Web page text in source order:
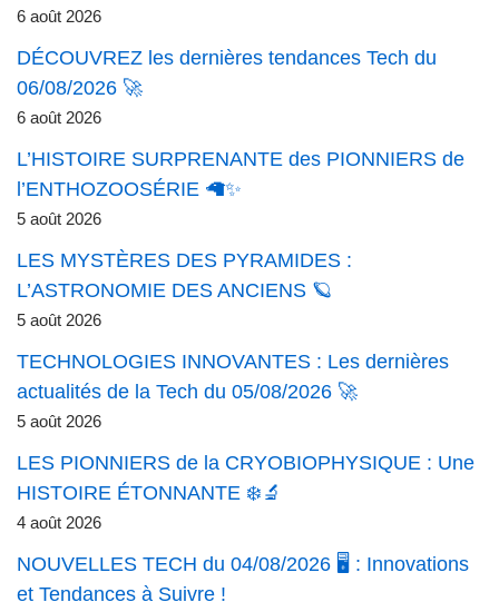
6 août 2026
DÉCOUVREZ les dernières tendances Tech du
06/08/2026 🚀
6 août 2026
L’HISTOIRE SURPRENANTE des PIONNIERS de
l’ENTHOZOOSÉRIE 🦙✨
5 août 2026
LES MYSTÈRES DES PYRAMIDES :
L’ASTRONOMIE DES ANCIENS 🪐
5 août 2026
TECHNOLOGIES INNOVANTES : Les dernières
actualités de la Tech du 05/08/2026 🚀
5 août 2026
LES PIONNIERS de la CRYOBIOPHYSIQUE : Une
HISTOIRE ÉTONNANTE ❄️🔬
4 août 2026
NOUVELLES TECH du 04/08/2026 🖥️ : Innovations
et Tendances à Suivre !